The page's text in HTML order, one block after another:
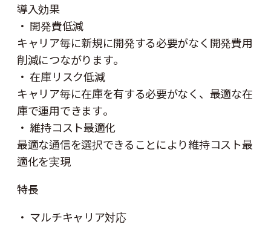
導入効果
・ 開発費低減
キャリア毎に新規に開発する必要がなく開発費用
削減につながります。
・ 在庫リスク低減
キャリア毎に在庫を有する必要がなく、最適な在
庫で運用できます。
・ 維持コスト最適化
最適な通信を選択できることにより維持コスト最
適化を実現
特長
・ マルチキャリア対応